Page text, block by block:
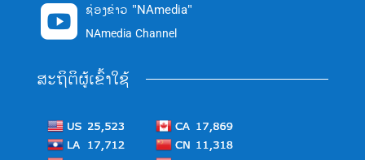
 ຊ່ອງຂ່າວ "NAmedia"
NAmedia Channel
ສະຖິຕິຜູ້ເຂົ້າໃຊ້